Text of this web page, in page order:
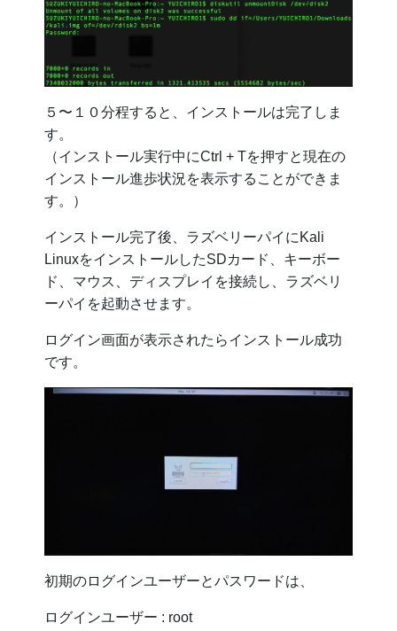
５〜１０分程すると、インストールは完了しま
す。
（インストール実行中にCtrl + Tを押すと現在の
インストール進歩状況を表示することができま
す。）
インストール完了後、ラズベリーパイにKali
LinuxをインストールしたSDカード、キーボー
ド、マウス、ディスプレイを接続し、ラズベリ
ーパイを起動させます。
ログイン画面が表示されたらインストール成功
です。
初期のログインユーザーとパスワードは、
ログインユーザー : root